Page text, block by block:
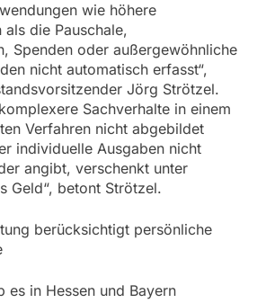
wie höhere
die Pauschale,
Spenden oder außergewöhnliche
nicht automatisch erfasst“,
Jörg Strötzel.
Sachverhalte in einem
Verfahren nicht abgebildet
individuelle Ausgaben nicht
angibt, verschenkt unter
Geld“, betont Strötzel.
berücksichtigt persönliche
es in Hessen und Bayern